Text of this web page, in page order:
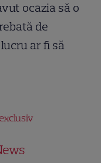
ocazia să o
de
ar fi să
exclusiv